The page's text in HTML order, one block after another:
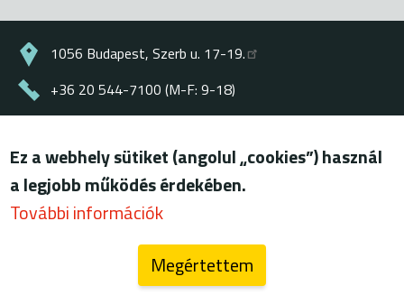
1056 Budapest, Szerb u. 17-19.
+36 20 544-7100 (M-F: 9-18)
Lábléc
© ENERGIAKLUB - all rights reserved
terms of use
Ez a webhely sütiket (angolul „cookies”) használ
a legjobb működés érdekében.
További információk
Megértettem